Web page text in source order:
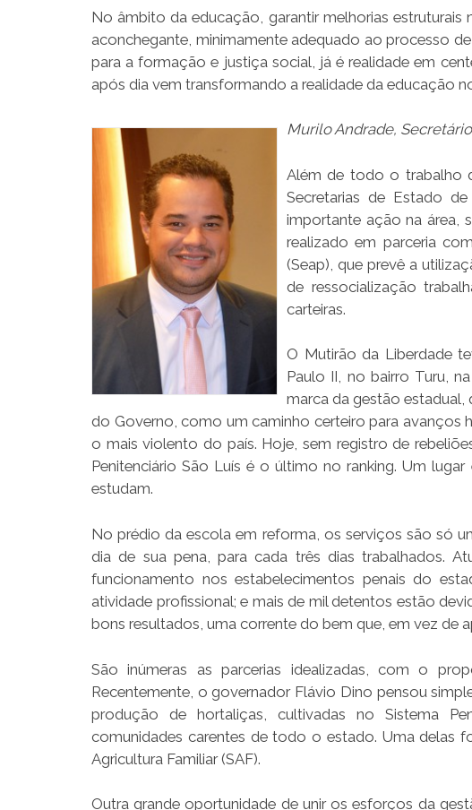
No âmbito da educação, garantir melhorias
aconchegante, minimamente adequado ao processo
para a formação e justiça social, já é realidade em
após dia vem transformando a realidade da educação
Murilo Andrade,
Além de todo o trabalho
Secretarias de Estado
importante ação na área,
realizado em parceria
(Seap), que prevê a
de ressocialização
carteiras.
O Mutirão da Liberdade
Paulo II, no bairro Turu,
marca da gestão
do Governo, como um caminho certeiro para avanços
o mais violento do país. Hoje, sem registro de
Penitenciário São Luís é o último no ranking. Um
estudam.
No prédio da escola em reforma, os serviços são só
dia de sua pena, para cada três dias trabalhados.
funcionamento nos estabelecimentos penais do
atividade profissional; e mais de mil detentos estão
bons resultados, uma corrente do bem que, em vez de
São inúmeras as parcerias idealizadas, com o
Recentemente, o governador Flávio Dino pensou
produção de hortaliças, cultivadas no Sistema
comunidades carentes de todo o estado. Uma delas
Agricultura Familiar (SAF).
Outra grande oportunidade de unir os esforços da